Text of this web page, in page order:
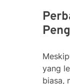
yang
biasa,